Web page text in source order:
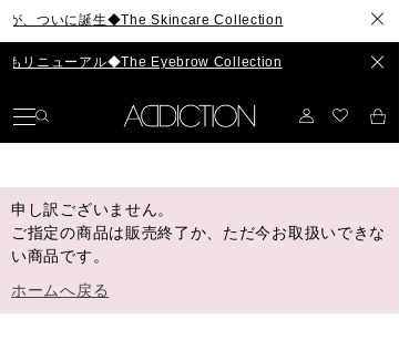
が、ついに誕生◆The Skincare Collection
もリニューアル◆The Eyebrow Collection
申し訳ございません。
ご指定の商品は販売終了か、ただ今お取扱いできな
い商品です。
ホームへ戻る